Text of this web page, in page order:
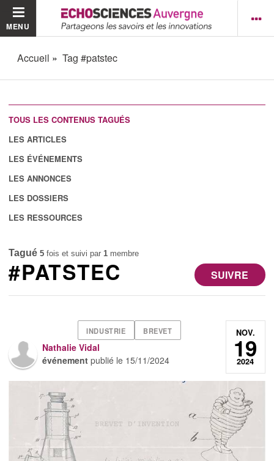
MENU
Accueil Tag #patstec
TOUS LES CONTENUS TAGUÉS
LES ARTICLES
LES ÉVÉNEMENTS
LES ANNONCES
LES DOSSIERS
LES RESSOURCES
Tagué 5 fois et suivi par 1 membre
SUIVRE
#PATSTEC
INDUSTRIE BREVET
Nathalie Vidal
événement publié le 15/11/2024
NOV.
19
2024